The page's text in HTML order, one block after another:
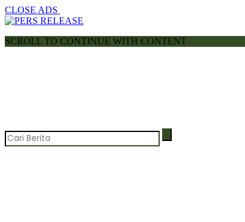
CLOSE ADS
SCROLL TO CONTINUE WITH CONTENT